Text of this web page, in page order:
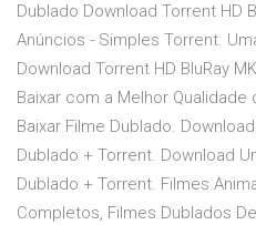
Dublado Download Torrent HD
Anúncios - Simples Torrent.
Download Torrent HD BluRay
Baixar com a Melhor
Baixar Filme Dublado.
Dublado + Torrent. Download
Dublado + Torrent. Filmes
Completos, Filmes Dublados